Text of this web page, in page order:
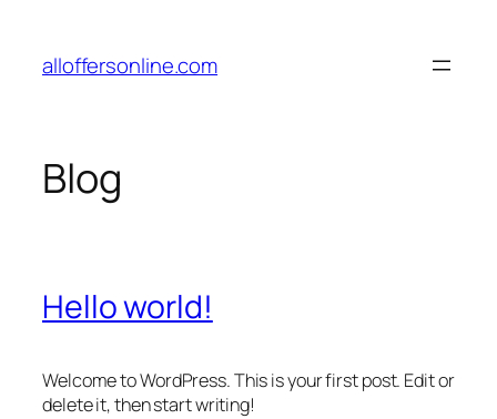
alloffersonline.com
Blog
Hello world!
Welcome to WordPress. This is your first post. Edit or
delete it, then start writing!